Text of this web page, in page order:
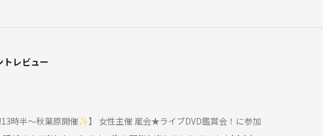
トレビュー
時半〜秋葉原開催✨️】 女性主催 嵐会★ライブDVD鑑賞会！に参加